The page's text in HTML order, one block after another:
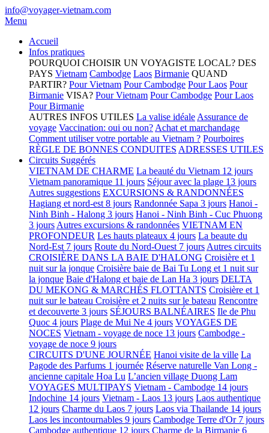
info@voyager-vietnam.com
Menu
Accueil
Infos pratiques
POURQUOI CHOISIR UN VOYAGISTE LOCAL? DES
PAYS Vietnam Cambodge Laos Birmanie QUAND
PARTIR? Pour Vietnam Pour Cambodge Pour Laos Pour
Birmanie VISA? Pour Vietnam Pour Cambodge Pour Laos
Pour Birmanie
AUTRES INFOS UTILES La valise idéale Assurance de
voyage Vaccination: oui ou non? Achat et marchandage
Comment utiliser votre portable au Vietnam ? Pourboires
RÈGLE DE BONNES CONDUITES ADRESSES UTILES
Circuits Suggérés
VIETNAM DE CHARME La beauté du Vietnam 12 jours
Vietnam panoramique 11 jours Séjour avec la plage 13 jours
Autres suggestions EXCURSIONS & RANDONNÉES
Hagiang et nord-est 8 jours Randonnée Sapa 3 jours Hanoi -
Ninh Binh - Halong 3 jours Hanoi - Ninh Binh - Cuc Phuong
3 jours Autres excursions & randonnées VIETNAM EN
PROFONDEUR Les hauts plateaux 4 jours La beaute du
Nord-Est 7 jours Route du Nord-Ouest 7 jours Autres circuits
CROISIÈRE DANS LA BAIE D'HALONG Croisière et 1
nuit sur la jonque Croisière baie de Bai Tu Long et 1 nuit sur
la jonque Baie d'Halong et baie de Lan Ha 3 jours DELTA
DU MEKONG & MARCHÉS FLOTTANTS Croisière et 1
nuit sur le bateau Croisière et 2 nuits sur le bateau Rencontre
et decouverte 3 jours SÉJOURS BALNÉAIRES Ile de Phu
Quoc 4 jours Plage de Mui Ne 4 jours VOYAGES DE
NOCES Vietnam - voyage de noce 13 jours Cambodge -
voyage de noce 9 jours
CIRCUITS D'UNE JOURNÉE Hanoi visite de la ville La
Pagode des Parfums 1 journée Réserve naturelle Van Long -
ancienne capitale Hoa Lu L’ancien village Duong Lam
VOYAGES MULTIPAYS Vietnam - Cambodge 14 jours
Indochine 14 jours Vietnam - Laos 13 jours Laos authentique
12 jours Charme du Laos 7 jours Laos via Thailande 14 jours
Laos les incontournables 9 jours Cambodge Terre d'Or 7 jours
Cambodge authentique 12 jours Charme de la Birmanie 6